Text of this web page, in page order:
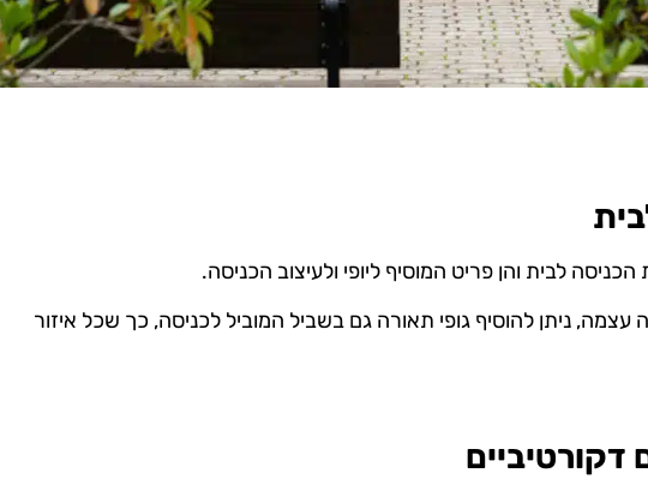
לבית והן פריט המוסיף ליופי ולעיצוב הכניסה.
ניתן להוסיף גופי תאורה גם בשביל המוביל לכניסה, כך שכל איזור
דקורטיביים